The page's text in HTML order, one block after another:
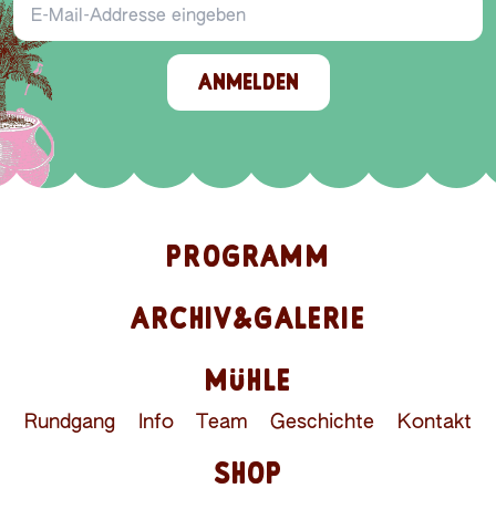
ANMELDEN
PROGRAMM
ARCHIV&GALERIE
MÜHLE
Rundgang Info Team Geschichte Kontakt
SHOP